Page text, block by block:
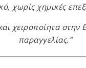
χωρίς χημικές
χειροποίητα στην
παραγγελίας.”